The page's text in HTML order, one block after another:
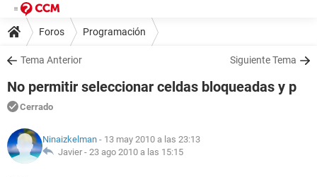
Foros Programación
Tema Anterior Siguiente Tema
No permitir seleccionar celdas bloqueadas y p
Cerrado
Ninaizkelman - 13 may 2010 a las 23:13
Javier - 23 ago 2010 a las 15:15